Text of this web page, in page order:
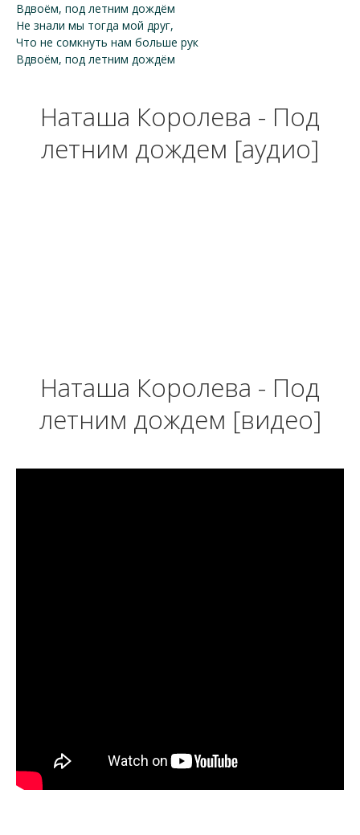
Вдвоём, под летним дождём
Не знали мы тогда мой друг,
Что не сомкнуть нам больше рук
Вдвоём, под летним дождём
Наташа Королева - Под
летним дождем [аудио]
Наташа Королева - Под
летним дождем [видео]